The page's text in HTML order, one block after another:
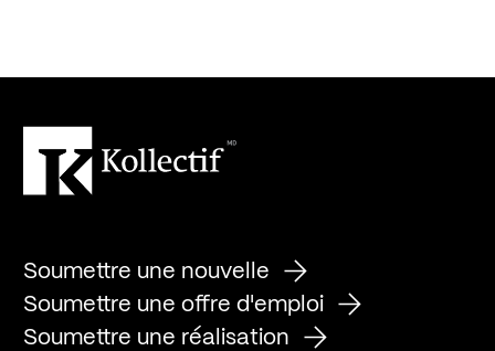
Soumettre une nouvelle
Soumettre une offre d'emploi
Soumettre une réalisation